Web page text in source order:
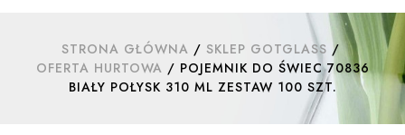
STRONA GŁÓWNA / SKLEP GOTGLASS /
OFERTA HURTOWA / POJEMNIK DO ŚWIEC 70836
BIAŁY POŁYSK 310 ML ZESTAW 100 SZT.